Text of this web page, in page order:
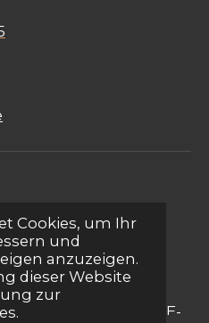
Cookies, um Ihr
und
anzuzeigen.
dieser Website
zur
17:00 Uhr
Gastronomie per E-